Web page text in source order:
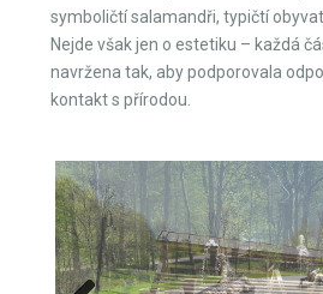
symboličtí salamandři, typičtí
Nejde však jen o estetiku – každá
navržena tak, aby podporovala
kontakt s přírodou.